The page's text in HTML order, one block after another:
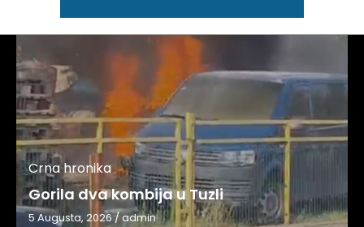
Crna hronika
Gorila dva kombija u Tuzli
5 Augusta, 2026/admin